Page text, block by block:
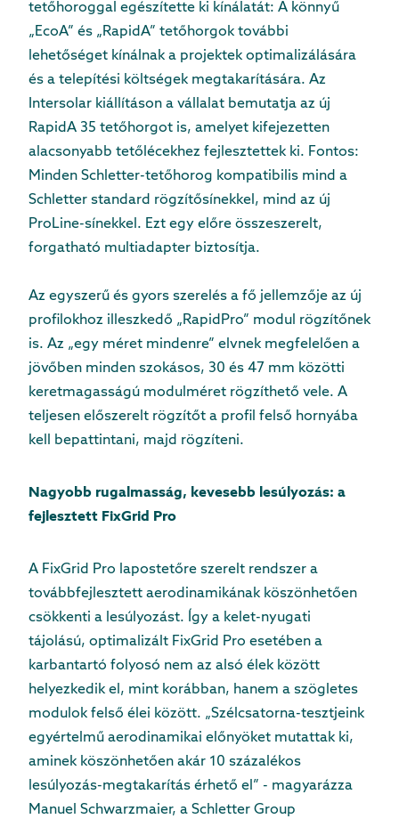
tetőhoroggal egészítette ki kínálatát: A könnyű
„EcoA” és „RapidA” tetőhorgok további
lehetőséget kínálnak a projektek optimalizálására
és a telepítési költségek megtakarítására. Az
Intersolar kiállításon a vállalat bemutatja az új
RapidA 35 tetőhorgot is, amelyet kifejezetten
alacsonyabb tetőlécekhez fejlesztettek ki. Fontos:
Minden Schletter-tetőhorog kompatibilis mind a
Schletter standard rögzítősínekkel, mind az új
ProLine-sínekkel. Ezt egy előre összeszerelt,
forgatható multiadapter biztosítja.
Az egyszerű és gyors szerelés a fő jellemzője az új
profilokhoz illeszkedő „RapidPro” modul rögzítőnek
is. Az „egy méret mindenre” elvnek megfelelően a
jövőben minden szokásos, 30 és 47 mm közötti
keretmagasságú modulméret rögzíthető vele. A
teljesen előszerelt rögzítőt a profil felső hornyába
kell bepattintani, majd rögzíteni.
Nagyobb rugalmasság, kevesebb lesúlyozás: a
fejlesztett FixGrid Pro
A FixGrid Pro lapostetőre szerelt rendszer a
továbbfejlesztett aerodinamikának köszönhetően
csökkenti a lesúlyozást. Így a kelet-nyugati
tájolású, optimalizált FixGrid Pro esetében a
karbantartó folyosó nem az alsó élek között
helyezkedik el, mint korábban, hanem a szögletes
modulok felső élei között. „Szélcsatorna-tesztjeink
egyértelmű aerodinamikai előnyöket mutattak ki,
aminek köszönhetően akár 10 százalékos
lesúlyozás-megtakarítás érhető el” - magyarázza
Manuel Schwarzmaier, a Schletter Group